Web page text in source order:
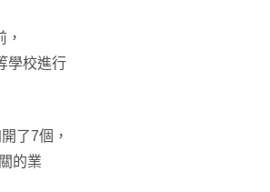
學校進行
了7個，
的業